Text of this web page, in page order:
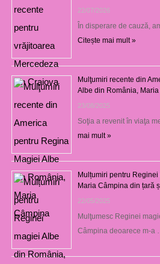
22/07/2026
În disperare de cauză,
Citește mai mult »
Mulţumiri recente din
Albe din România,
23/08/2025
Soţia a revenit în viaţa
mai mult »
Mulțumiri pentru
Maria Câmpina din țară
22/05/2025
Mulţumesc Reginei
Câmpina deoarece m-a …